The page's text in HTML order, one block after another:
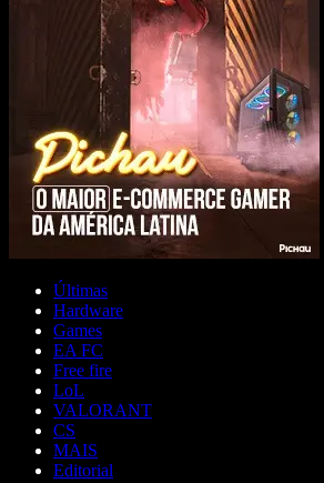
Últimas
Hardware
Games
EA FC
Free fire
LoL
VALORANT
CS
MAIS
Editorial